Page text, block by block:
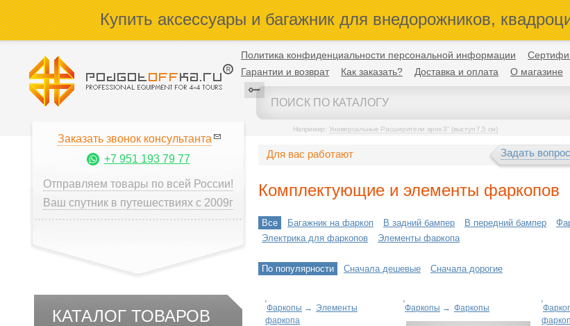
Купить аксессуары и багажник для внедорожников,
Политика конфиденциальности персональной информации
Гарантии и возврат
Как заказать? Доставка и оплата О магазине
Например: Универсальные Расширители арок 3" (выступ 7,5 см)
Заказать звонок консультанта
+7 951 193 79 77
Отправляем товары по всей России!
Ваш спутник в путешествиях с 2009г
КАТАЛОГ ТОВАРОВ
Для вас работают Задать вопрос
Комплектующие и элементы фаркопов
Все Багажник на фаркоп В задний бампер В передний бампер
Электрика для фаркопов
Элементы фаркопа
По популярности Сначала дешевые Сначала дорогие
Фаркопы → Элементы
фаркопа
Фаркопы → Фаркопы